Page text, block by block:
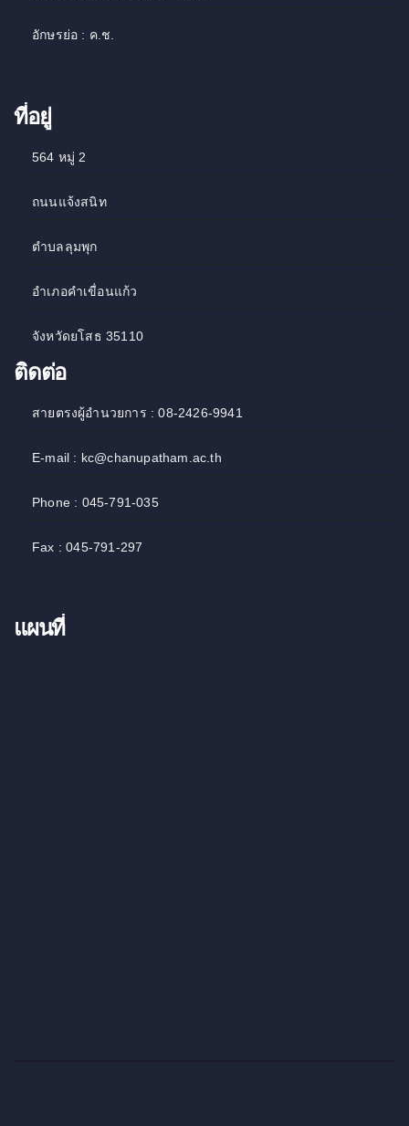
อักษรย่อ : ค.ช.
ที่อยู่
564 หมู่ 2
ถนนแจ้งสนิท
ตำบลลุมพุก
อำเภอคำเขื่อนแก้ว
จังหวัดยโสธ 35110
ติดต่อ
สายตรงผู้อำนวยการ : 08-2426-9941
E-mail : kc@chanupatham.ac.th
Phone : 045-791-035
Fax : 045-791-297
แผนที่